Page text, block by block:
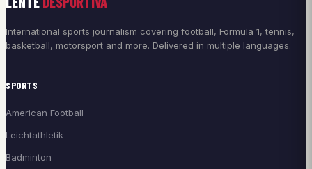
International sports journalism covering football, Formula 1, tennis,
basketball, motorsport and more. Delivered in multiple languages.
SPORTS
American Football
Leichtathletik
Badminton